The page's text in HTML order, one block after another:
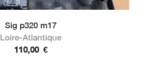
Sig p320 m17
Loire-Atlantique
110,00 €